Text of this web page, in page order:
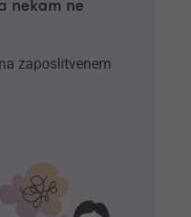
nekam ne
zaposlitvenem